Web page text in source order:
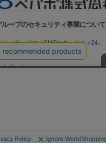
ープのセキュリティ事業について
ィサービス「GMOセキュリティ24」
サイトリスク診断
トボット
Security）